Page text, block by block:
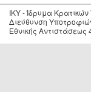
IKY - Ίδρυμα
Διεύθυνση
Εθνικής